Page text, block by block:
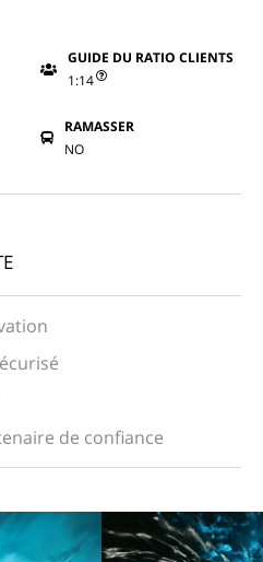
GUIDE DU RATIO CLIENTS
1:14
RAMASSER
NO
de confiance